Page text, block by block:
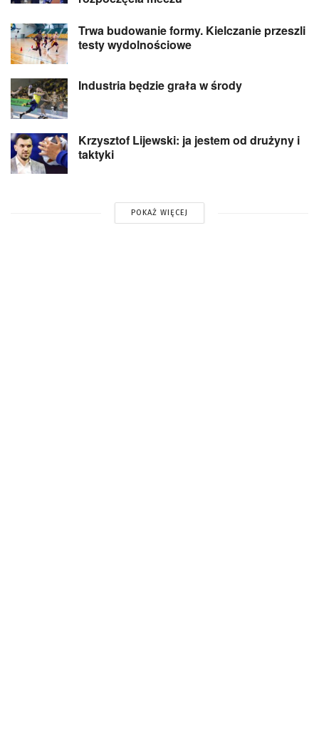
Trwa budowanie formy. Kielczanie przeszli
testy wydolnościowe
Industria będzie grała w środy
Krzysztof Lijewski: ja jestem od drużyny i
taktyki
POKAŻ WIĘCEJ